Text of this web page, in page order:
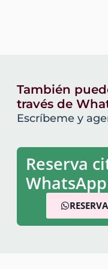
También
través de
Escríbeme y
Reserva
WhatsApp